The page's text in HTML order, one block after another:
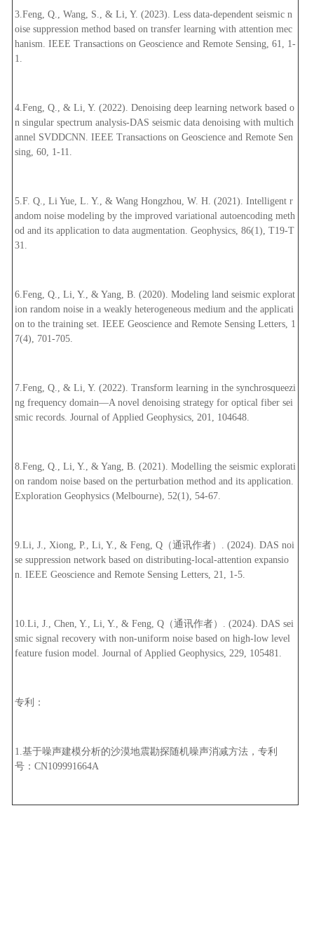
3.Feng, Q., Wang, S., & Li, Y. (2023). Less data-dependent seismic n
oise suppression method based on transfer learning with attention mec
hanism. IEEE Transactions on Geoscience and Remote Sensing, 61, 1-
1.
4.Feng, Q., & Li, Y. (2022). Denoising deep learning network based o
n singular spectrum analysis-DAS seismic data denoising with multich
annel SVDDCNN. IEEE Transactions on Geoscience and Remote Sen
sing, 60, 1-11.
5.F. Q., Li Yue, L. Y., & Wang Hongzhou, W. H. (2021). Intelligent r
andom noise modeling by the improved variational autoencoding meth
od and its application to data augmentation. Geophysics, 86(1), T19-T
31.
6.Feng, Q., Li, Y., & Yang, B. (2020). Modeling land seismic explorat
ion random noise in a weakly heterogeneous medium and the applicati
on to the training set. IEEE Geoscience and Remote Sensing Letters, 1
7(4), 701-705.
7.Feng, Q., & Li, Y. (2022). Transform learning in the synchrosqueezi
ng frequency domain—A novel denoising strategy for optical fiber sei
smic records. Journal of Applied Geophysics, 201, 104648.
8.Feng, Q., Li, Y., & Yang, B. (2021). Modelling the seismic explorati
on random noise based on the perturbation method and its application.
Exploration Geophysics (Melbourne), 52(1), 54-67.
9.Li, J., Xiong, P., Li, Y., & Feng, Q （通讯作者） . (2024). DAS noi
se suppression network based on distributing-local-attention expansio
n. IEEE Geoscience and Remote Sensing Letters, 21, 1-5.
10.Li, J., Chen, Y., Li, Y., & Feng, Q （通讯作者） . (2024). DAS sei
smic signal recovery with non-uniform noise based on high-low level
feature fusion model. Journal of Applied Geophysics, 229, 105481.
专利：
1.基于噪声建模分析的沙漠地震勘探随机噪声消减方法，专利
号： CN109991664A